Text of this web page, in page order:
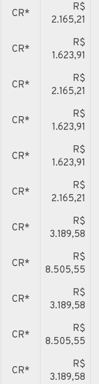
CR*
R$
2.165,21
CR*
R$
1.623,91
CR*
R$
2.165,21
CR*
R$
1.623,91
CR*
R$
1.623,91
CR*
R$
2.165,21
CR*
R$
3.189,58
CR*
R$
8.505,55
CR*
R$
3.189,58
CR*
R$
8.505,55
CR*
R$
3.189,58